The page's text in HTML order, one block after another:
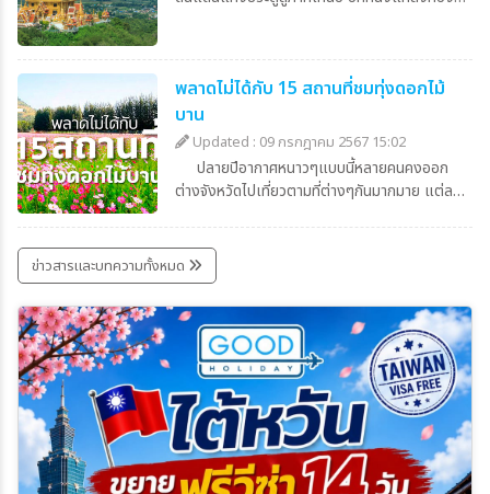
ที่น่าสนใจมากมาย โดยเฉพาะสำหรับนักเดินทาง
สายบุญ บอกเลยว่านครสวรรค์มีวัดวาอาราม ที่มี
สถาปัตยกรรมที่วิจิตรตระการตา มีความงดงามใน
ระดับ Unseen อยู่มากมาย นอกจากนั้นยังมี
สถานที่ท่องเที่ยวตามธรรมชาติ แม่น้ำ ภูเขา และมี
ตลาดเมืองเก่าสุดคลาสสิคอย่างตลาดชุมแสงให้
แฟนละครตามไปฟินกันได้อีก ที่สำคัญจังหวัดนี้ไม่
ไกลจากกรุงเทพมาก ใช้เวลาเดินทางเพียงแค่สอง
ชั่วโมงหรือสามชั่วโมงก็ถึงแล้ว จึงเหมาะมากๆ ที่
จะเป็นจุดด์ในวันหยุดสำหรับคนมีเวลาน้อยที่ชอบ
ตามไปฟินกันได้บ้าง ตามไปชมกันเลย
พลาดไม่ได้กับ 15 สถานที่ชมทุ่งดอกไม้
บาน
Updated : 09 กรกฎาคม 2567 15:02
ปลายปีอากาศหนาวๆแบบนี้หลายคนคงออก
ต่างจังหวัดไปเที่ยวตามที่ต่างๆกันมากมาย แต่ละ
ออกดอก ออกผลต้อนรับนักท่องเที่ยวอย่างเต็มที่
บ้านและสวนจึงพาผู้อ่านไปชม 15 สถานที่ชมทุ่ง
ดอกไม้บาน (ธันวาคม – มกราคม) ไว้เป็นไอเดีย
สำหรับใครยังไม่มีทริปไปเที่ยวไหนช่วงเทศกาลวัน
หยุดยาวปีใหม่นี้
ข่าวสารและบทความทั้งหมด